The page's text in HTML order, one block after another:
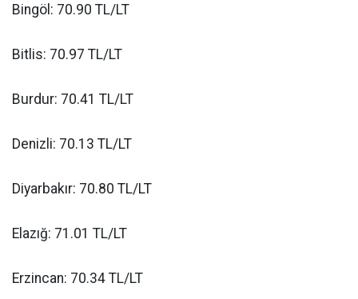
Bingöl: 70.90 TL/LT
Bitlis: 70.97 TL/LT
Burdur: 70.41 TL/LT
Denizli: 70.13 TL/LT
Diyarbakır: 70.80 TL/LT
Elazığ: 71.01 TL/LT
Erzincan: 70.34 TL/LT